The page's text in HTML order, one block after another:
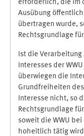
erforderlich, die im
Ausübung
übertragen wurde,
Rechtsgrundlage
Ist die
Interesses der
überwiegen die
Grundfreiheiten
Interesse nicht, so
Rechtsgrundlage
soweit die WWU
hoheitlich tätig